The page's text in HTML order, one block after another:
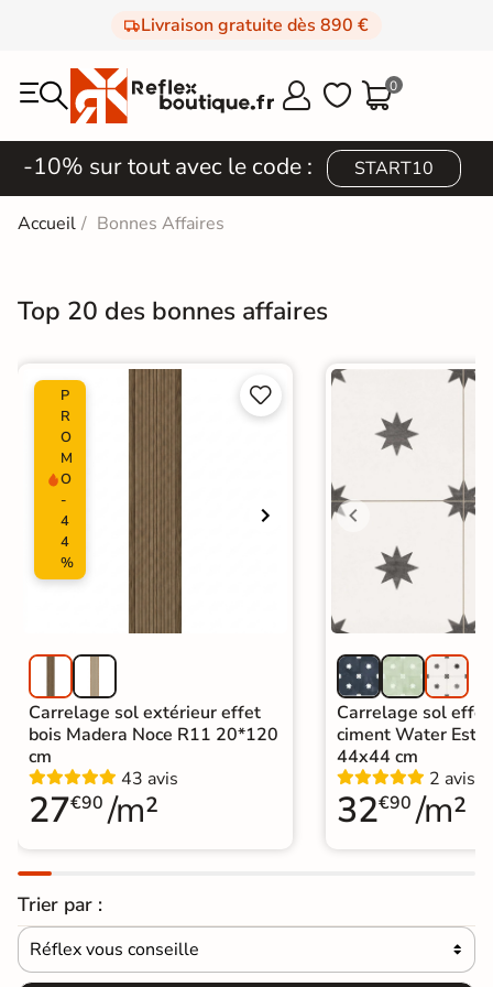
Livraison gratuite dès 890 €
  0
-10% sur tout avec le code : START10
Accueil Bonnes Affaires
Top 20 des bonnes affaires
P
R
O
M
O
-
4
4
%


Carrelage sol extérieur effet
bois Madera Noce R11 20*120
cm
43 avis
27€90 /m²
Carrelage sol
ciment Water
44x44 cm
2 avis
32€90 /m²
Trier par :
Réflex vous conseille 